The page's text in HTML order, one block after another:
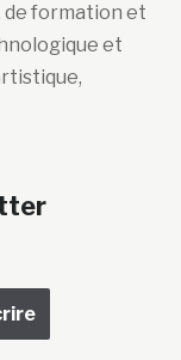
de formation et
et